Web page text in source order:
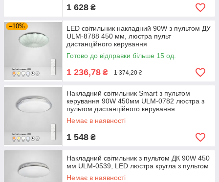
1 628 ₴
–10%
LED світильник накладний 90W з пультом ДУ
ULM-8788 450 мм, люстра пульт
дистанційного керування
Готово до відправки більше 15 од.
1 236,78 ₴ 1 374,20 ₴
Накладний світильник Smart з пультом
керування 90W 450мм ULM-0782 люстра з
пультом дистанційного керування
Немає в наявності
1 548 ₴
Накладний світильник з пультом ДК 90W 450
мм ULM-0539, LED люстра кругла з пультом
Немає в наявності